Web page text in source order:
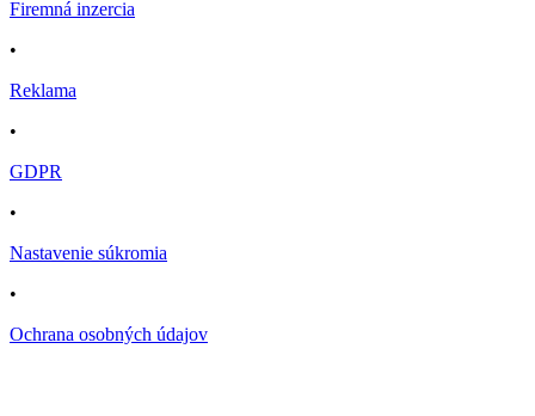
Firemná inzercia
•
Reklama
•
GDPR
•
Nastavenie súkromia
•
Ochrana osobných údajov